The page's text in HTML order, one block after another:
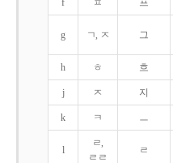
f ㅍ 프
g ㄱ, ㅈ 그
h ㅎ 흐
j ㅈ 지
k ㅋ ㅡ
l
ㄹ,
ㄹㄹ
ㄹ